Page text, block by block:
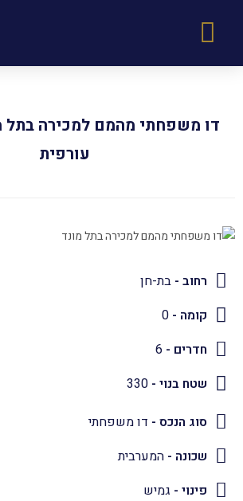
דו משפחתי מהמם למכירה בתל
עורפית
רחוב - בת-חן
קומה - 0
חדרים - 6
שטח בנוי - 330
סוג הנכס - דו משפחתי
שכונה - המערבית
פינוי - גמיש